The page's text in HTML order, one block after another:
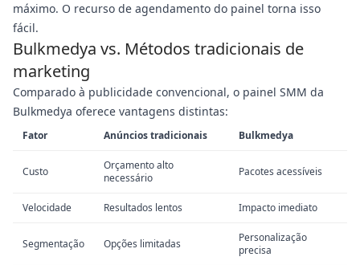
máximo. O recurso de agendamento do painel torna isso
fácil.
Bulkmedya vs. Métodos tradicionais de
marketing
Comparado à publicidade convencional, o painel SMM da
Bulkmedya oferece vantagens distintas:
Fator Anúncios tradicionais Bulkmedya
Custo
Orçamento alto
necessário
Pacotes acessíveis
Velocidade Resultados lentos Impacto imediato
Segmentação Opções limitadas
Personalização
precisa